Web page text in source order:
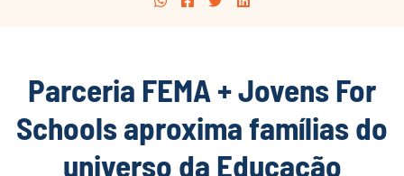
Parceria FEMA + Jovens For
Schools aproxima famílias do
universo da Educação